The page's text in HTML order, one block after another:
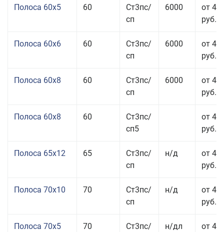
Полоса 60x5 60
Ст3пс/
сп
6000
от 43
руб.
Полоса 60x6 60
Ст3пс/
сп
6000
от 42
руб.
Полоса 60x8 60
Ст3пс/
сп
6000
от 42
руб.
Полоса 60x8 60
Ст3пс/
сп5
от 42
руб.
Полоса 65x12 65
Ст3пс/
сп
н/д
от 42
руб.
Полоса 70x10 70
Ст3пс/
сп
н/д
от 42
руб.
Полоса 70x5 70
Ст3пс/
н/дл
от 43